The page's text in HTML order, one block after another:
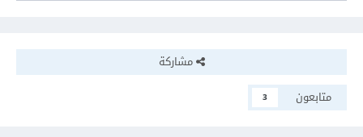
مشاركة
متابعون
3